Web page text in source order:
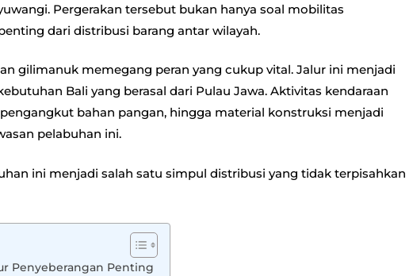
Pergerakan tersebut bukan hanya soal mobilitas
dari distribusi barang antar wilayah.
gilimanuk memegang peran yang cukup vital. Jalur ini menjadi
Bali yang berasal dari Pulau Jawa. Aktivitas kendaraan
bahan pangan, hingga material konstruksi menjadi
pelabuhan ini.
ini menjadi salah satu simpul distribusi yang tidak terpisahkan
Penyeberangan Penting